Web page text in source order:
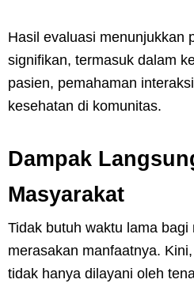
Hasil evaluasi menunjukkan
signifikan, termasuk dalam
pasien, pemahaman
kesehatan di komunitas.
Dampak
Masyarakat
Tidak butuh waktu lama
merasakan manfaatnya.
tidak hanya dilayani oleh